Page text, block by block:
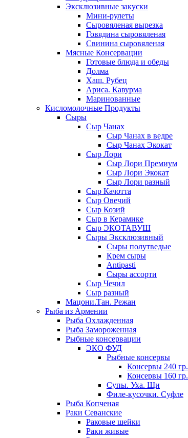
Эксклюзивные закуски
Мини-рулеты
Сыровяленая вырезка
Говядина сыровяленая
Свинина сыровяленая
Мясные Консервации
Готовые блюда и обеды
Долма
Хаш. Рубец
Ариса. Кавурма
Маринованные
Кисломолочные Продукты
Сыры
Сыр Чанах
Сыр Чанах в ведре
Сыр Чанах Экокат
Сыр Лори
Сыр Лори Премиум
Сыр Лори Экокат
Сыр Лори разный
Сыр Качотта
Сыр Овечий
Сыр Козий
Сыр в Керамике
Сыр ЭКОТАВУШ
Сыры Эксклюзивный
Сыры полутведые
Крем сыры
Antipasti
Сыры ассорти
Сыр Чечил
Сыр разный
Мацони.Тан. Режан
Рыба из Армении
Рыба Охлажденная
Рыба Замороженная
Рыбные консервации
ЭКО ФУД
Рыбные консервы
Консервы 240 гр.
Консервы 160 гр.
Супы. Уха. Щи
Филе-кусочки. Суфле
Рыба Копченая
Раки Севанские
Раковые шейки
Раки живые